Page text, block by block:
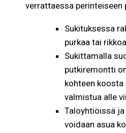
verrattaessa perinteiseen
Sukituksessa
purkaa tai rikkoa
Sukittamalla
putkiremontti
kohteen koosta
valmistua alle
Taloyhtiöissä
voidaan asua